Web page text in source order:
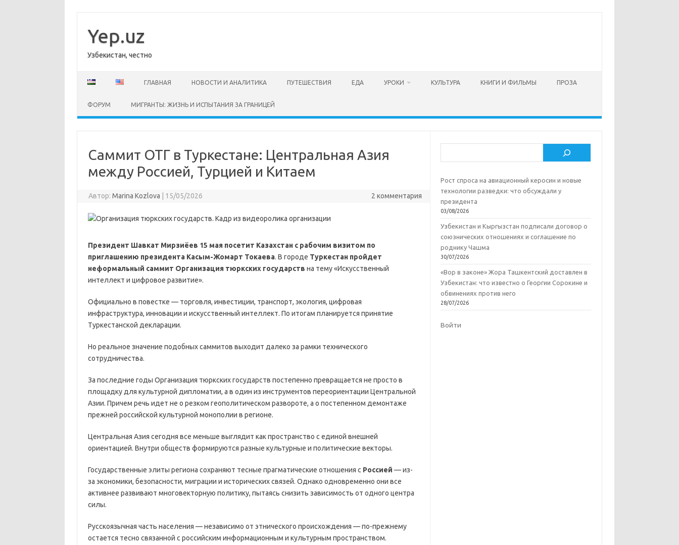
содержимому
Yep.uz
Узбекистан, честно
ГЛАВНАЯ НОВОСТИ И АНАЛИТИКА ПУТЕШЕСТВИЯ ЕДА УРОКИ КУЛЬТУРА КНИГИ И ФИЛЬМЫ ПРОЗА
ФОРУМ МИГРАНТЫ: ЖИЗНЬ И ИСПЫТАНИЯ ЗА ГРАНИЦЕЙ
Саммит ОТГ в Туркестане: Центральная Азия
между Россией, Турцией и Китаем
Автор: Marina Kozlova 15/05/2026 2 комментария
Президент Шавкат Мирзиёев 15 мая посетит Казахстан с рабочим визитом по
приглашению президента Касым-Жомарт Токаева. В городе Туркестан пройдет
неформальный саммит Организация тюркских государств на тему «Искусственный
интеллект и цифровое развитие».
Официально в повестке — торговля, инвестиции, транспорт, экология, цифровая
инфраструктура, инновации и искусственный интеллект. По итогам планируется принятие
Туркестанской декларации.
Но реальное значение подобных саммитов выходит далеко за рамки технического
сотрудничества.
За последние годы Организация тюркских государств постепенно превращается не просто в
площадку для культурной дипломатии, а в один из инструментов переориентации Центральной
Азии. Причем речь идет не о резком геополитическом развороте, а о постепенном демонтаже
прежней российской культурной монополии в регионе.
Центральная Азия сегодня все меньше выглядит как пространство с единой внешней
ориентацией. Внутри обществ формируются разные культурные и политические векторы.
Государственные элиты региона сохраняют тесные прагматические отношения с Россией — из-
за экономики, безопасности, миграции и исторических связей. Однако одновременно они все
активнее развивают многовекторную политику, пытаясь снизить зависимость от одного центра
силы.
Русскоязычная часть населения — независимо от этнического происхождения — по-прежнему
остается тесно связанной с российским информационным и культурным пространством.
Рост спроса на авиационный керосин и новые
технологии разведки: что обсуждали у
президента
03/08/2026
Узбекистан и Кыргызстан подписали договор о
союзнических отношениях и соглашение по
роднику Чашма
30/07/2026
«Вор в законе» Жора Ташкентский доставлен в
Узбекистан: что известно о Георгии Сорокине и
обвинениях против него
28/07/2026
Войти